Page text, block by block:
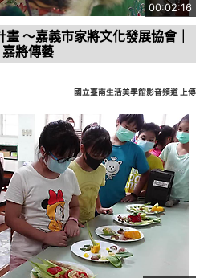
00:02:16
～嘉義市家將文化發展協會｜
嘉將傳藝
國立臺南生活美學館影音頻道 上傳